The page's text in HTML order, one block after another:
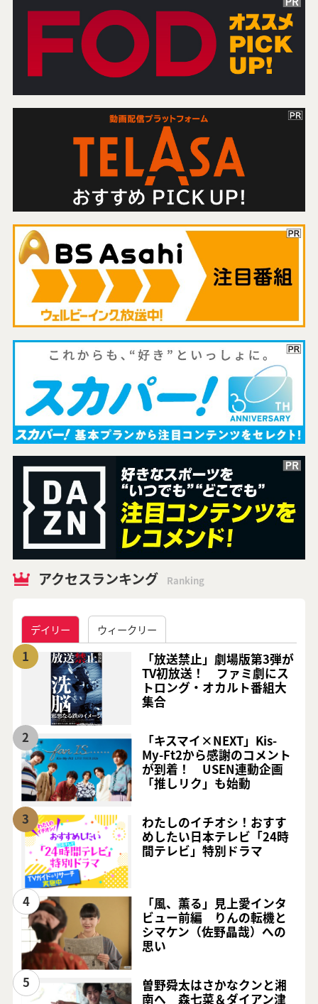
アクセスランキング Ranking
デイリー ウィークリー
1
「放送禁止」劇場版第3弾が
TV初放送！ ファミ劇にス
トロング・オカルト番組大
集合
2
「キスマイ×NEXT」Kis-
My-Ft2から感謝のコメント
が到着！ USEN連動企画
「推しリク」も始動
3
わたしのイチオシ！おすす
めしたい日本テレビ「24時
間テレビ」特別ドラマ
4
「風、薫る」見上愛インタ
ビュー前編 りんの転機と
シマケン（佐野晶哉）への
思い
5
曽野舜太はさかなクンと湘
南へ 森七菜＆ダイアン津